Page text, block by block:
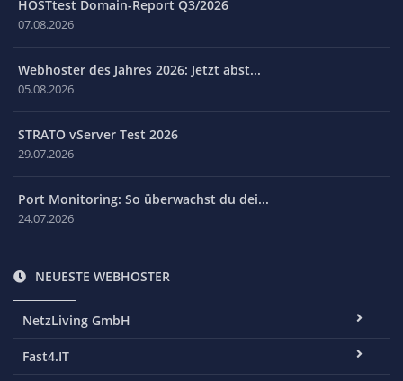
HOSTtest Domain-Report Q3/2026
07.08.2026
Webhoster des Jahres 2026: Jetzt abst...
05.08.2026
STRATO vServer Test 2026
29.07.2026
Port Monitoring: So überwachst du dei...
24.07.2026
NEUESTE WEBHOSTER
NetzLiving GmbH
Fast4.IT